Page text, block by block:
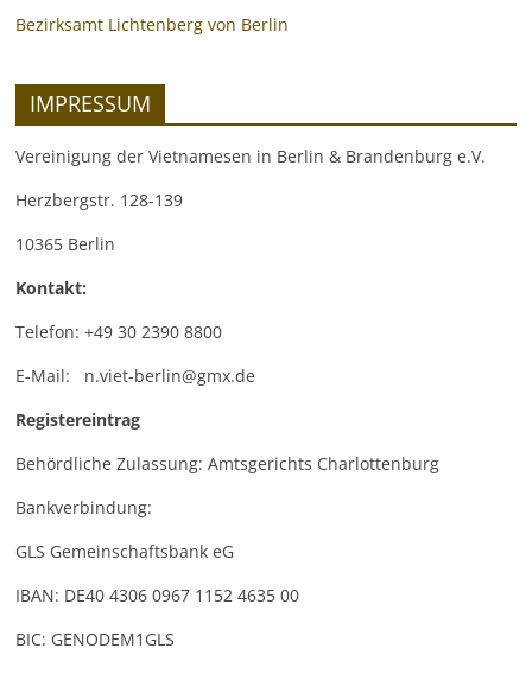
Bezirksamt Lichtenberg von Berlin
IMPRESSUM
Vereinigung der Vietnamesen in Berlin & Brandenburg e.V.
Herzbergstr. 128-139
10365 Berlin
Kontakt:
Telefon: +49 30 2390 8800
E-Mail: n.viet-berlin@gmx.de
Registereintrag
Behördliche Zulassung: Amtsgerichts Charlottenburg
Bankverbindung:
GLS Gemeinschaftsbank eG
IBAN: DE40 4306 0967 1152 4635 00
BIC: GENODEM1GLS